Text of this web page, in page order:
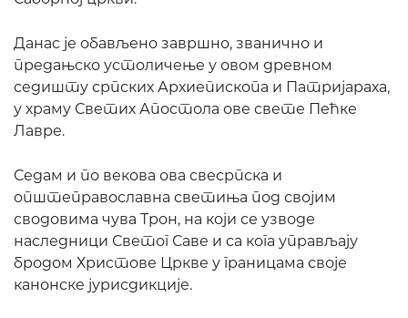
Данас је обављено завршно, званично и
предањско устоличење у овом древном
седишту српских Архиепископа и Патријараха,
у храму Светих Апостола ове свете Пећке
Лавре.
Седам и по векова ова свесрпска и
општеправославна светиња под својим
сводовима чува Трон, на који се узводе
наследници Светог Саве и са кога управљају
бродом Христове Цркве у границама своје
канонске јурисдикције.